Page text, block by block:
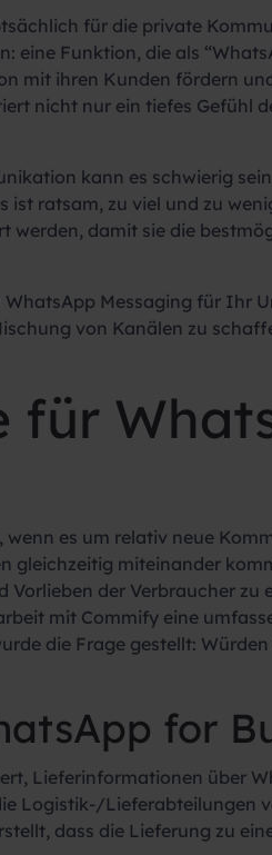
für die private
Funktion, die als
mit ihren Kunden fördern
nicht nur ein tiefes Gefühl
kann es schwierig
ratsam, zu viel und zu
damit sie die
Messaging für Ihr
von Kanälen zu
für
es um relativ neue
gleichzeitig miteinander
der Verbraucher zu
mit Commify eine
die Frage gestellt:
for
Lieferinformationen über
Logistik-/Lieferabteilungen
dass die Lieferung zu